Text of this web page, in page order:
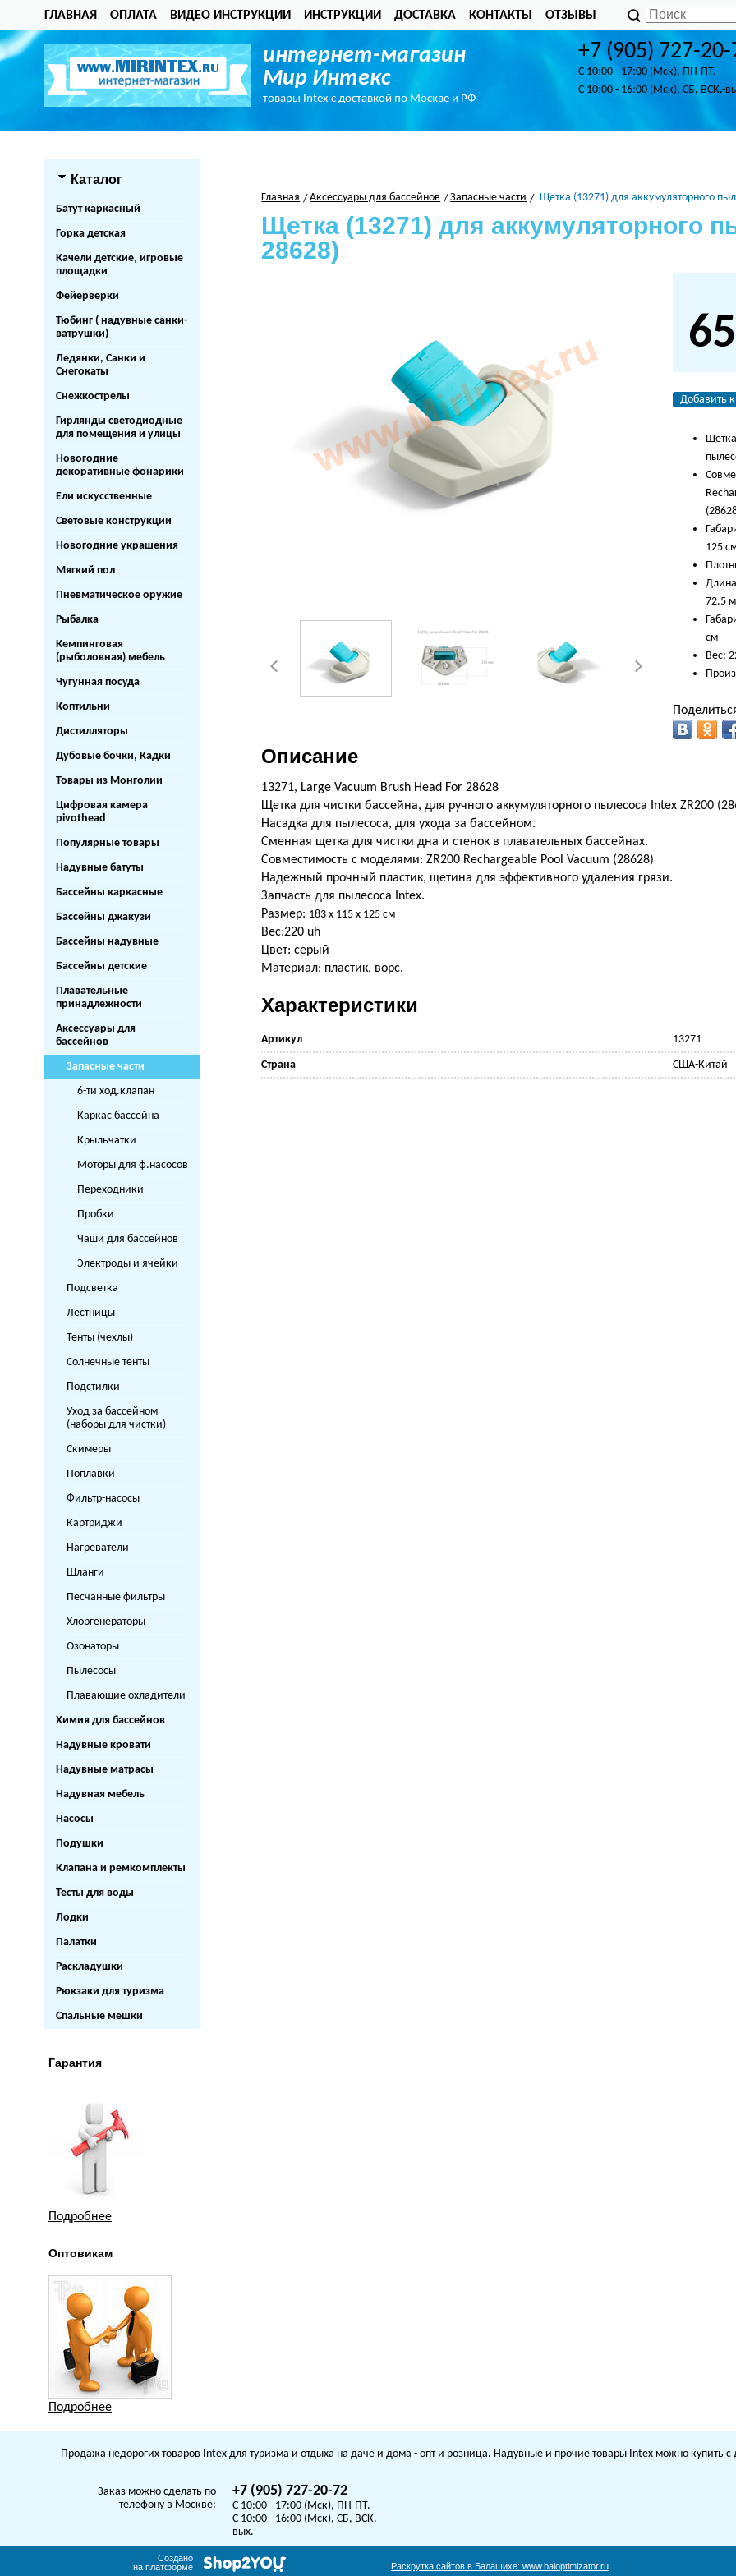
ГЛАВНАЯ ОПЛАТА ВИДЕО ИНСТРУКЦИИ ИНСТРУКЦИИ ДОСТАВКА КОНТАКТЫ ОТЗЫВЫ
интернет-магазин
Мир Интекс
товары Intex с доставкой по Москве и РФ
+7 (905) 727-20-
C 10:00 - 17:00 (Мск), ПН-ПТ.
C 10:00 - 16:00 (Мск), СБ, ВСК.-
Каталог
Батут каркасный
Горка детская
Качели детские, игровые
площадки
Фейерверки
Тюбинг ( надувные санки-
ватрушки)
Ледянки, Санки и
Снегокаты
Снежкострелы
Гирлянды светодиодные
для помещения и улицы
Новогодние
декоративные фонарики
Ели искусственные
Световые конструкции
Новогодние украшения
Мягкий пол
Пневматическое оружие
Рыбалка
Кемпинговая
(рыболовная) мебель
Чугунная посуда
Коптильни
Дистилляторы
Дубовые бочки, Кадки
Товары из Монголии
Цифровая камера
pivothead
Популярные товары
Надувные батуты
Бассейны каркасные
Бассейны джакузи
Бассейны надувные
Бассейны детские
Плавательные
принадлежности
Аксессуары для
бассейнов
Запасные части
6-ти ход.клапан
Каркас бассейна
Крыльчатки
Моторы для ф.насосов
Переходники
Пробки
Чаши для бассейнов
Электроды и ячейки
Подсветка
Лестницы
Тенты (чехлы)
Солнечные тенты
Подстилки
Уход за бассейном
(наборы для чистки)
Скимеры
Поплавки
Фильтр-насосы
Картриджи
Нагреватели
Шланги
Песчанные фильтры
Хлоргенераторы
Озонаторы
Пылесосы
Плавающие охладители
Химия для бассейнов
Надувные кровати
Надувные матрасы
Надувная мебель
Насосы
Подушки
Клапана и ремкомплекты
Тесты для воды
Лодки
Палатки
Раскладушки
Рюкзаки для туризма
Спальные мешки
Гарантия
Подробнее
Оптовикам
Подробнее
Главная Аксессуары для бассейнов Запасные части Щетка (13271) для аккумуляторного
Щетка (13271) для аккумуляторного
28628)
Добавить
125
72.5
см
Вес:
Описание
13271, Large Vacuum Brush Head For 28628
Щетка для чистки бассейна, для ручного аккумуляторного пылесоса Intex ZR200
Насадка для пылесоса, для ухода за бассейном.
Сменная щетка для чистки дна и стенок в плавательных бассейнах.
Совместимость с моделями: ZR200 Rechargeable Pool Vacuum (28628)
Надежный прочный пластик, щетина для эффективного удаления грязи.
Запчасть для пылесоса Intex.
Размер: 183 х 115 х 125 см
Вес:220 uh
Цвет: серый
Материал: пластик, ворс.
Характеристики
Артикул 13271
Страна США-Китай
Продажа недорогих товаров Intex для туризма и отдыха на даче и дома - опт и розница. Надувные и прочие товары Intex можно купить
Заказ можно сделать по
телефону в Москве:
+7 (905) 727-20-72
C 10:00 - 17:00 (Мск), ПН-ПТ.
C 10:00 - 16:00 (Мск), СБ, ВСК.-
вых.
Создано
на платформе
Раскрутка сайтов в Балашихе: www.baloptimizator.ru